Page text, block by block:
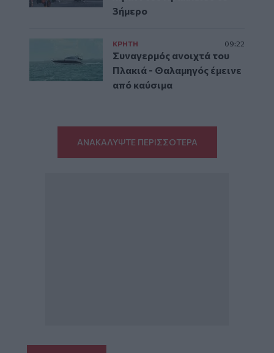
3ήμερο
ΚΡΗΤΗ 09:22
Συναγερμός ανοιχτά του
Πλακιά - Θαλαμηγός έμεινε
από καύσιμα
ΑΝΑΚΑΛΥΨΤΕ ΠΕΡΙΣΣΟΤΕΡΑ